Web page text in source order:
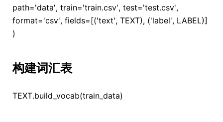
path='data', train='train.csv', test='test.csv',
format='csv', fields=[('text', TEXT), ('label', LABEL)]
)
构建词汇表
TEXT.build_vocab(train_data)